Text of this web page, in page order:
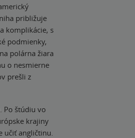
približuje
komplikácie, s
podmienky,
polárna žiara
o nesmierne
prešli z
Po štúdiu vo
krajiny
učiť angličtinu.